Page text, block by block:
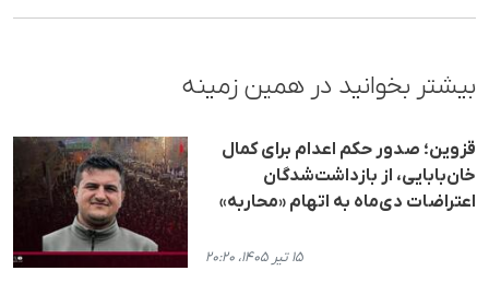
بیشتر بخوانید در همین زمینه
قزوین؛ صدور حکم اعدام برای کمال
خان‌بابایی، از بازداشت‌شدگان
اعتراضات دی‌ماه به اتهام «محاربه»
۱۵ تیر ۱۴۰۵، ۲۰:۲۰